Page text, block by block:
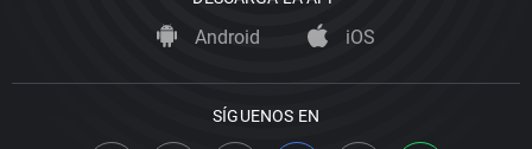
Android iOS
SÍGUENOS EN